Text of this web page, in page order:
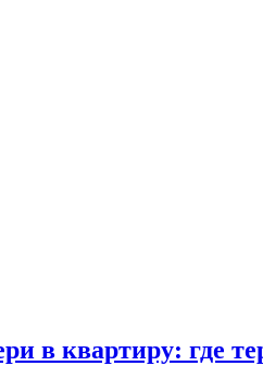
в квартиру: где